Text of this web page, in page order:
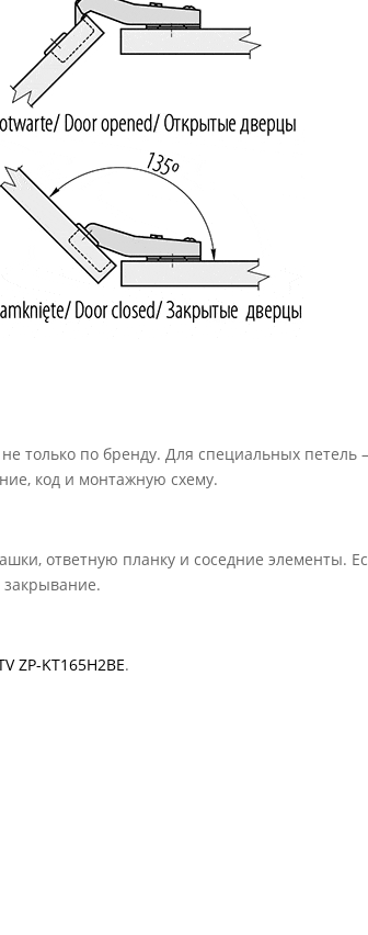
только по бренду. Для специальных петель
код и монтажную схему.
ответную планку и соседние элементы.
закрывание.
ZP-KT165H2BE.